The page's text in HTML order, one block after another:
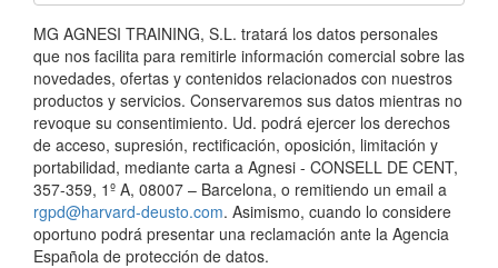
MG AGNESI TRAINING, S.L. tratará los datos personales
que nos facilita para remitirle información comercial sobre las
novedades, ofertas y contenidos relacionados con nuestros
productos y servicios. Conservaremos sus datos mientras no
revoque su consentimiento. Ud. podrá ejercer los derechos
de acceso, supresión, rectificación, oposición, limitación y
portabilidad, mediante carta a Agnesi - CONSELL DE CENT,
357-359, 1º A, 08007 – Barcelona, o remitiendo un email a
rgpd@harvard-deusto.com. Asimismo, cuando lo considere
oportuno podrá presentar una reclamación ante la Agencia
Española de protección de datos.